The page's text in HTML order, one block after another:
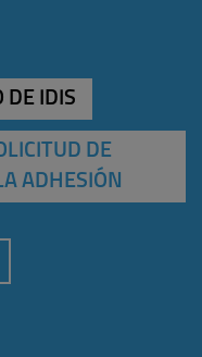
DE IDIS
DE
ADHESIÓN